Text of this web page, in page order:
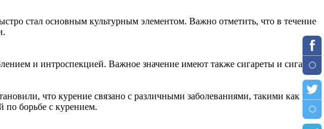
стал основным культурным элементом. Важно отметить, что в течение
и интроспекцией. Важное значение имеют также сигареты и сигары
что курение связано с различными заболеваниями, такими как рак,
по борьбе с курением.